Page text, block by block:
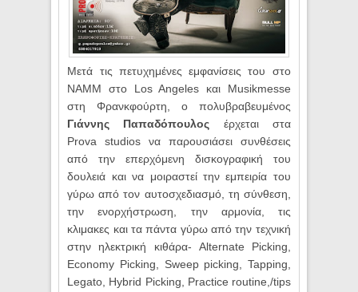
Μετά τις πετυχημένες εμφανίσεις του στο
NAMM
στο Los Angeles και Musikmesse
στη Φρανκφούρτη, ο πολυβραβευμένος
Γιάννης Παπαδόπουλος έρχεται στα
Prova
studios
να παρουσιάσει συνθέσεις
από την επερχόμενη δισκογραφική του
δουλειά και να μοιραστεί την εμπειρία του
γύρω από τον αυτοσχεδιασμό, τη σύνθεση,
την ενορχήστρωση, την αρμονία, τις
κλιμακες και τα πάντα γύρω από την τεχνική
στην ηλεκτρική κιθάρα- Alternate Picking,
Economy Picking, Sweep picking, Tapping,
Legato, Hybrid Picking, Practice routine,/tips